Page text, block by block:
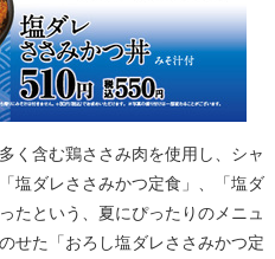
く含む鶏ささみ肉を使用し、シャ
塩ダレささみかつ定食」、「塩ダ
たという、夏にぴったりのメニュ
せた「おろし塩ダレささみかつ定